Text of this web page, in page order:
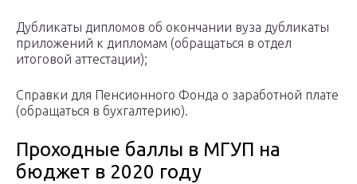
Дубликаты дипломов об окончании вуза дубликаты
приложений к дипломам (обращаться в отдел
итоговой аттестации);
Справки для Пенсионного Фонда о заработной плате
(обращаться в бухгалтерию).
Проходные баллы в МГУП на
бюджет в 2020 году